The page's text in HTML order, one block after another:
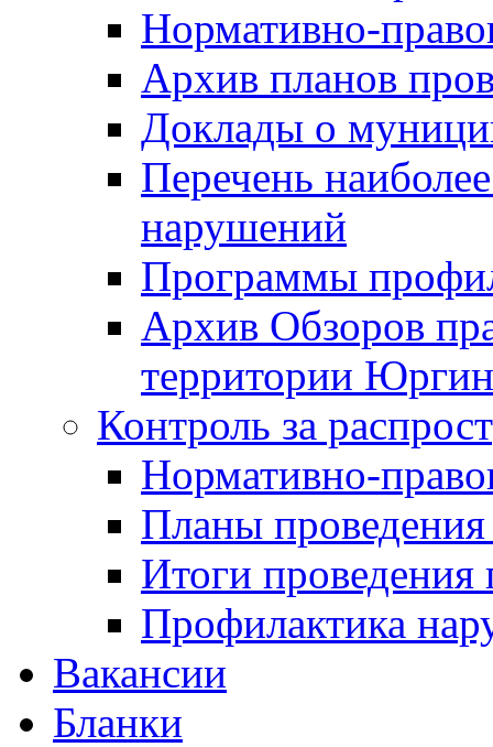
Нормативно-
Архив планов
Доклады о
Перечень
нарушений
Программы
Архив Обзоров
территории
Контроль за
Нормативно-
Планы
Итоги проведения
Профилактика
Вакансии
Бланки